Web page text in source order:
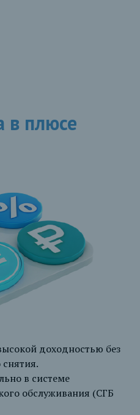
в плюсе
доходностью без
в системе
обслуживания (СГБ